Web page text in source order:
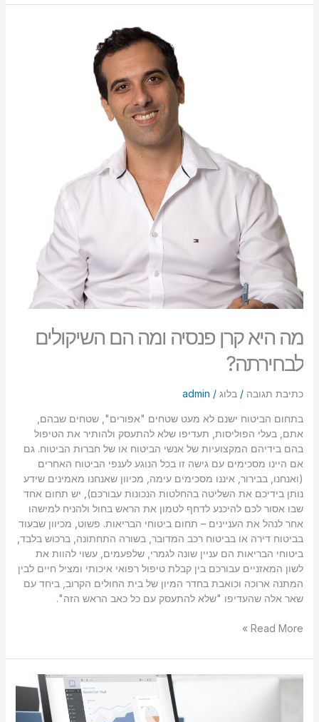
מה היא קרן פנסיה ומה הם השיקולים
לבחירתה?
כתיבת תגובה / בלוג/
admin
בתחום הביטוח ישנם לא מעט שטחים "אפורים", שטחים שבהם,
אתם, בעלי הפוליסות, תעדיפו שלא להתעסק ולהותיר את הטיפול
בהם בידיהם המקצועיות של אנשי הביטוח או של חברות הביטוח. גם
אם היינו מסכימים עם גישה זו בכל הנוגע לענפי הביטוח האחרים
(ואנחנו, בבירור, איננו מסכימים עימה, מכיוון שאנחנו מאמינים שידע
נותן בידיכם את השליטה בהחלטות הנכונות עבורכם), יש תחום אחד
שבו אסור לכם להיכנע לדחף לטמון את הראש בחול ולהניח למישהו
אחר לנהל את העניינים – תחום ביטוחי הבריאות. פשוט, מכיוון שבעוד
בביטוח דירה או בביטוח רכב המדובר, בשורה התחתונה, ברכוש בלבד,
ביטוחי הבריאות הם עניין שונה לגמרי, שלפעמים, עשוי להוות את
לשון המאזניים עבורכם בין קבלת טיפול רפואי איכותי ומציל חיים לבין
המתנה ארוכה וכואבת בחדר המיון של בית החולים הקרוב, ביחד עם
שאר אלה שהעדיפו "שלא להתעסק עם כל כאב הראש הזה".
Read More »
להשקיע